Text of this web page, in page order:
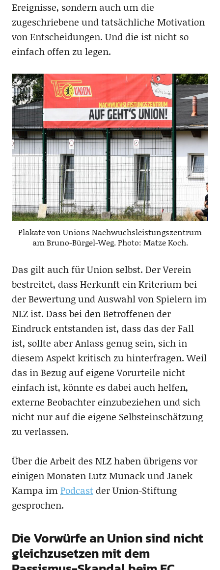
Ereignisse, sondern auch um die
zugeschriebene und tatsächliche Motivation
von Entscheidungen. Und die ist nicht so
einfach offen zu legen.
Plakate von Unions Nachwuchsleistungszentrum
am Bruno-Bürgel-Weg. Photo: Matze Koch.
Das gilt auch für Union selbst. Der Verein
bestreitet, dass Herkunft ein Kriterium bei
der Bewertung und Auswahl von Spielern im
NLZ ist. Dass bei den Betroffenen der
Eindruck entstanden ist, dass das der Fall
ist, sollte aber Anlass genug sein, sich in
diesem Aspekt kritisch zu hinterfragen. Weil
das in Bezug auf eigene Vorurteile nicht
einfach ist, könnte es dabei auch helfen,
externe Beobachter einzubeziehen und sich
nicht nur auf die eigene Selbsteinschätzung
zu verlassen.
Über die Arbeit des NLZ haben übrigens vor
einigen Monaten Lutz Munack und Janek
Kampa imPodcastder Union-Stiftung
gesprochen.
Die Vorwürfe an Union sind nicht
gleichzusetzen mit dem